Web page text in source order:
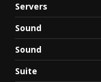
Servers
Sound
Sound
Suite